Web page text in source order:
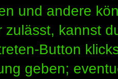
und andere
zulässt, kannst
Button
geben;